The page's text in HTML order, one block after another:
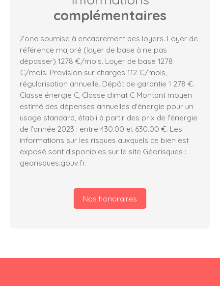
complémentaires
Zone soumise à encadrement des loyers. Loyer de
référence majoré (loyer de base à ne pas
dépasser) 1278 €/mois. Loyer de base 1278
€/mois. Provision sur charges 112 €/mois,
régularisation annuelle. Dépôt de garantie 1 278 €.
Classe énergie C, Classe climat C Montant moyen
estimé des dépenses annuelles d'énergie pour un
usage standard, établi à partir des prix de l'énergie
de l'année 2023 : entre 430.00 et 630.00 €. Les
informations sur les risques auxquels ce bien est
exposé sont disponibles sur le site Géorisques :
georisques.gouv.fr.
Nos honoraires